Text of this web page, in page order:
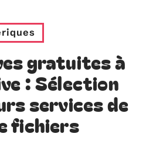
gratuites à
: Sélection
services de
fichiers